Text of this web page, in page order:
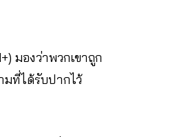
มองว่าพวกเขาถูก
มที่ได้รับปากไว้